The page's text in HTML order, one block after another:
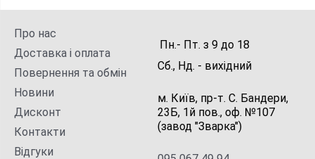
Про нас
Доставка і оплата
Повернення та обмін
Новини
Дисконт
Контакти
Відгуки
Пн.- Пт. з 9 до 18
Сб., Нд. - вихідний
м. Київ, пр-т. С. Бандери,
23Б, 1й пов., оф. №107
(завод "Зварка")